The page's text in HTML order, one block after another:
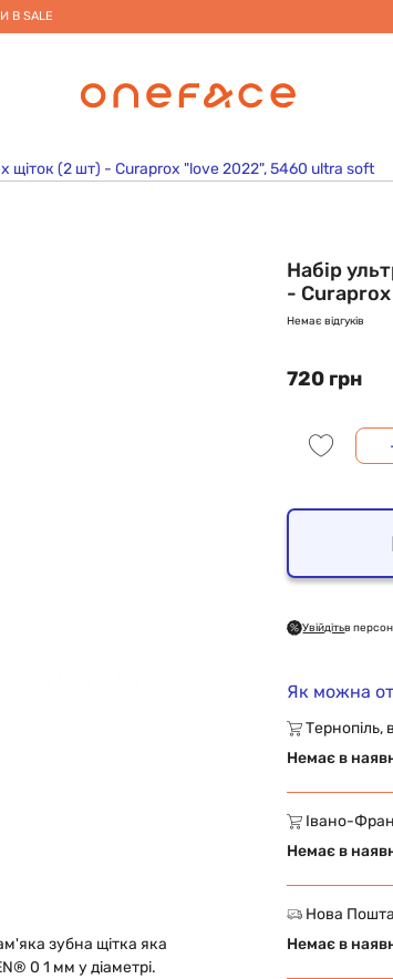
SALE
щіток (2 шт) - Curaprox "love 2022", 5460 ultra soft
зубна щітка яка
0 1 мм у діаметрі.
Набір
-
Немає відгуків
720 грн
Увійдітьв
Як можна
Тернопіль,
Немає в
Івано-
Немає в
Нова Пошта
Немає в